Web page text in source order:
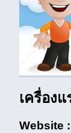
เครื่อง
Website :